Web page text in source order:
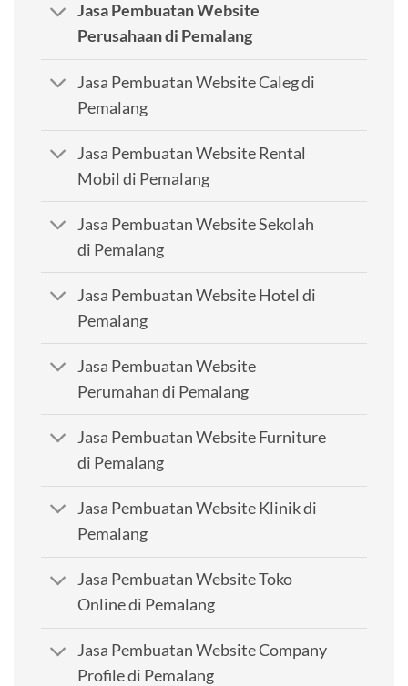
Jasa Pembuatan Website
Perusahaan di Pemalang
Jasa Pembuatan Website Caleg di
Pemalang
Jasa Pembuatan Website Rental
Mobil di Pemalang
Jasa Pembuatan Website Sekolah
di Pemalang
Jasa Pembuatan Website Hotel di
Pemalang
Jasa Pembuatan Website
Perumahan di Pemalang
Jasa Pembuatan Website Furniture
di Pemalang
Jasa Pembuatan Website Klinik di
Pemalang
Jasa Pembuatan Website Toko
Online di Pemalang
Jasa Pembuatan Website Company
Profile di Pemalang